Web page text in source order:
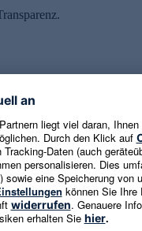
in
E-Mail-Adresse
Es gelten die